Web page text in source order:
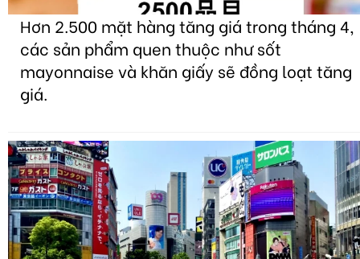
Hơn 2.500 mặt hàng tăng giá trong tháng 4,
các sản phẩm quen thuộc như sốt
mayonnaise và khăn giấy sẽ đồng loạt tăng
giá.